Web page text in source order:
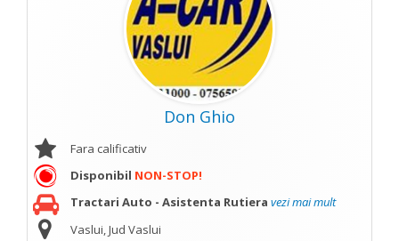
Don Ghio
Fara calificativ
Disponibil NON-STOP!
Tractari Auto - Asistenta Rutiera vezi mai mult
Vaslui, Jud Vaslui